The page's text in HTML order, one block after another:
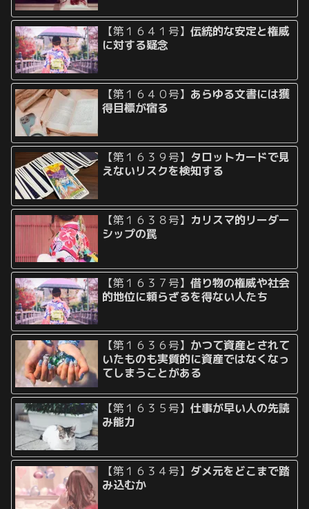
【第１６４１号】伝統的な安定と権威
に対する疑念
【第１６４０号】 あらゆる文書には獲
得目標が宿る
【第１６３９号】 タロットカードで見
えないリスクを検知する
【第１６３８号】 カリスマ的リーダー
シップの罠
【第１６３７号】借り物の権威や社会
的地位に頼らざるを得ない人たち
【第１６３６号】 かつて資産とされて
いたものも実質的に資産ではなくなっ
てしまうことがある
【第１６３５号】仕事が早い人の先読
み能力
【第１６３４号】 ダメ元をどこまで踏
み込むか